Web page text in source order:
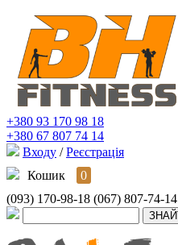
+380 93 170 98 18
+380 67 807 74 14
Входу / Реєстрація
Кошик
0
(093) 170-98-18 (067) 807-74-14